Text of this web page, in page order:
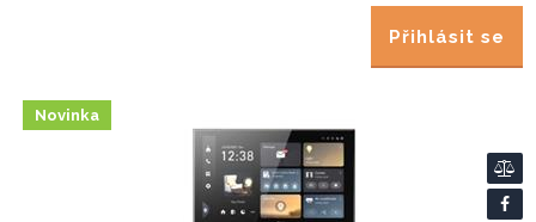
Přihlásit se
Novinka